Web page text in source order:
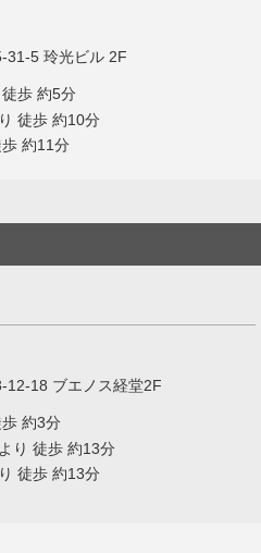
31-5 玲光ビル 2F
歩 約5分
徒歩 約10分
約11分
12-18 ブエノス経堂2F
約3分
り 徒歩 約13分
徒歩 約13分